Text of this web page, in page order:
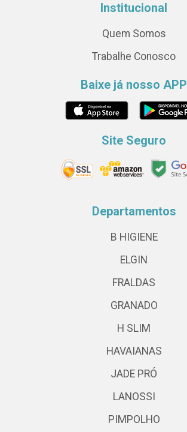
Institucional
Quem Somos
Trabalhe Conosco
Baixe já nosso APP
Site Seguro
Departamentos
B HIGIENE
ELGIN
FRALDAS
GRANADO
H SLIM
HAVAIANAS
JADE PRÓ
LANOSSI
PIMPOLHO